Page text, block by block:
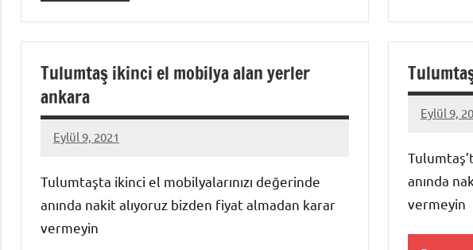
Tulumtaş ikinci el mobilya alan yerler
ankara
Eylül 9, 2021
Mustafa
Tulumtaşta ikinci el mobilyalarınızı değerinde
anında nakit alıyoruz bizden fiyat almadan karar
vermeyin
Eylül 9,
Mustafa
anında
vermeyin